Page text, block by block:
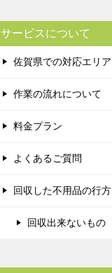
サービスについて
佐賀県での対応エリア
作業の流れについて
料金プラン
よくあるご質問
回収した不用品の行方
回収出来ないもの